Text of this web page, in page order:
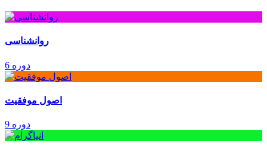
روانشناسی
6 دوره
اصول موفقیت
9 دوره